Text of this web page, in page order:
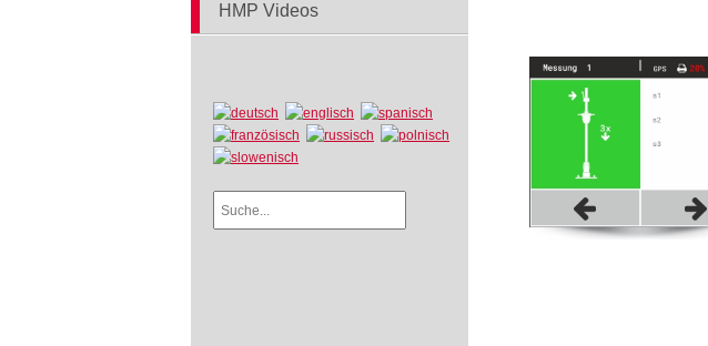
HMP Videos